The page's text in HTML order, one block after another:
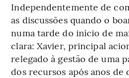
Independentemente de
as discussões quando o
numa tarde do início de
clara: Xavier, principal
relegado à gestão de uma
dos recursos após anos de